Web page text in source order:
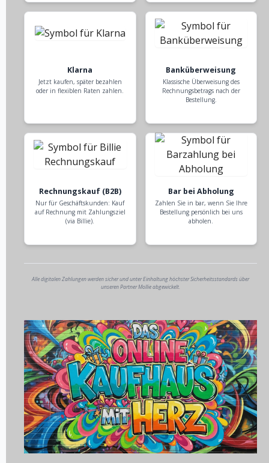
Klarna
Jetzt kaufen, später bezahlen
oder in flexiblen Raten zahlen.
Banküberweisung
Klassische Überweisung des
Rechnungsbetrags nach der
Bestellung.
Rechnungskauf (B2B)
Nur für Geschäftskunden: Kauf
auf Rechnung mit Zahlungsziel
(via Billie).
Bar bei Abholung
Zahlen Sie in bar, wenn Sie Ihre
Bestellung persönlich bei uns
abholen.
Alle digitalen Zahlungen werden sicher und unter Einhaltung höchster Sicherheitsstandards über
unseren Partner Mollie abgewickelt.